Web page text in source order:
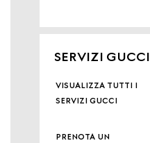
SERVIZI GUCCI
visualizza tutti i
servizi gucci
prenota un